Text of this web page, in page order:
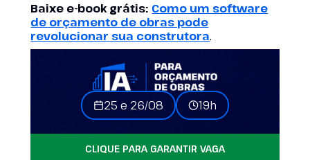
Baixe e-book grátis: Como um software
de orçamento de obras pode
revolucionar sua construtora.
25 e 26/08 19h
CLIQUE PARA GARANTIR VAGA